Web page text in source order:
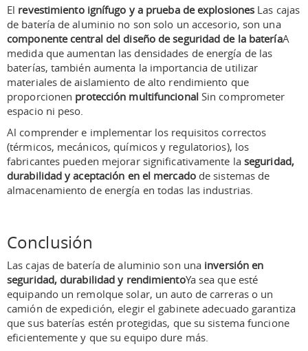
El revestimiento ignífugo y a prueba de explosiones Las cajas
de batería de aluminio no son solo un accesorio, son una
componente central del diseño de seguridad de la bateríaA
medida que aumentan las densidades de energía de las
baterías, también aumenta la importancia de utilizar
materiales de aislamiento de alto rendimiento que
proporcionen protección multifuncionalSin comprometer
espacio ni peso.
Al comprender e implementar los requisitos correctos
(térmicos, mecánicos, químicos y regulatorios), los
fabricantes pueden mejorar significativamente la seguridad,
durabilidad y aceptación en el mercadode sistemas de
almacenamiento de energía en todas las industrias.
Conclusión
Las cajas de batería de aluminio son una inversión en
seguridad, durabilidad y rendimientoYa sea que esté
equipando un remolque solar, un auto de carreras o un
camión de expedición, elegir el gabinete adecuado garantiza
que sus baterías estén protegidas, que su sistema funcione
eficientemente y que su equipo dure más.